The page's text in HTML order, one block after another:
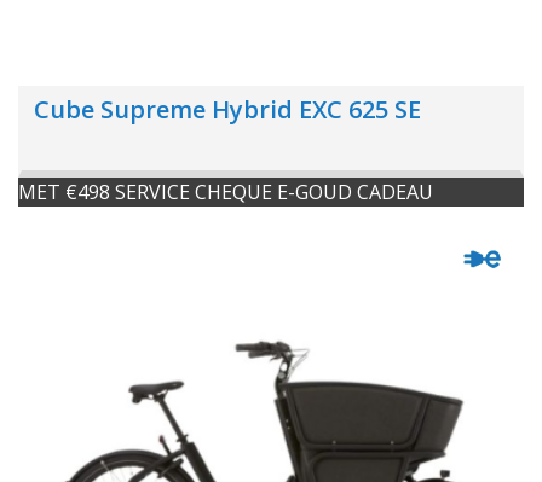
Cube Supreme Hybrid EXC 625 SE
MET €498 SERVICE CHEQUE E-GOUD CADEAU